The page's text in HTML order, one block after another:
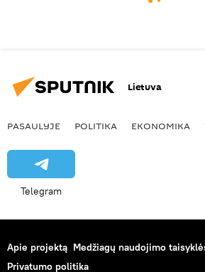
Lietuva
PASAULYJE POLITIKA EKONOMIKA
Telegram
Apie projektą Medžiagų naudojimo
Privatumo politika